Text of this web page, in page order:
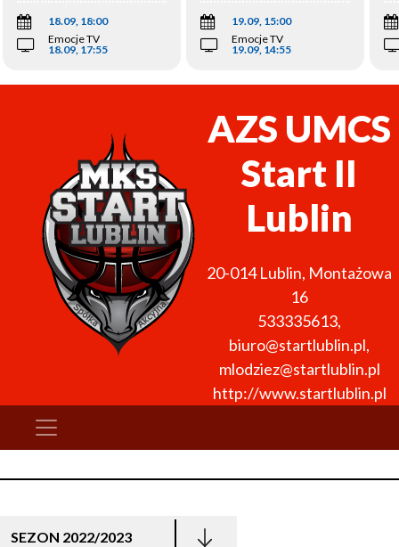
18.09, 18:00
Emocje TV
18.09, 17:55
19.09, 15:00
Emocje TV
19.09, 14:55
AZS UMCS
Start II
Lublin
20-014 Lublin, Montażowa
16
533335613,
biuro@startlublin.pl,
mlodziez@startlublin.pl
http://www.startlublin.pl
SEZON 2022/2023